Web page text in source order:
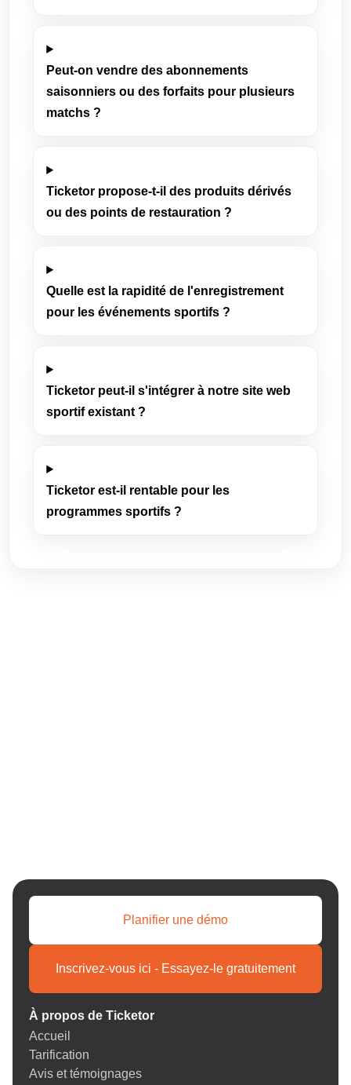
Peut-on vendre des abonnements
saisonniers ou des forfaits pour plusieurs
matchs ?
Ticketor propose-t-il des produits dérivés
ou des points de restauration ?
Quelle est la rapidité de l'enregistrement
pour les événements sportifs ?
Ticketor peut-il s'intégrer à notre site web
sportif existant ?
Ticketor est-il rentable pour les
programmes sportifs ?
Planifier une démo
Inscrivez-vous ici - Essayez-le gratuitement
À propos de Ticketor
Accueil
Tarification
Avis et témoignages